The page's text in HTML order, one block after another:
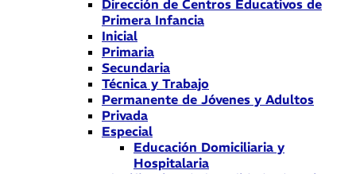
Dirección de Centros Educativos de
Primera Infancia
Inicial
Primaria
Secundaria
Técnica y Trabajo
Permanente de Jóvenes y Adultos
Privada
Especial
Educación Domiciliaria y
Hospitalaria